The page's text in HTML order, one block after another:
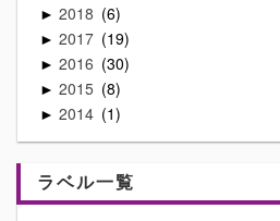
► 2018 6
► 2017 19
► 2016 30
► 2015 8
► 2014 1
ラベル一覧